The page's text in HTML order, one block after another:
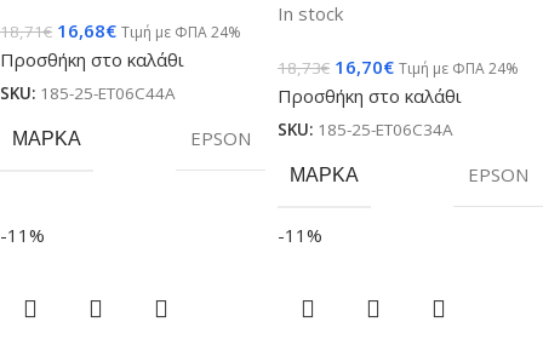
18,71€ 16,68€ Τιμή με ΦΠΑ 24%
Προσθήκη στο καλάθι
SKU: 185-25-ET06C44A
ΜΆΡΚΑ EPSON
In stock
18,73€ 16,70€ Τιμή με ΦΠΑ 24%
Προσθήκη στο καλάθι
SKU: 185-25-ET06C34A
ΜΆΡΚΑ EPSON
-11% -11%